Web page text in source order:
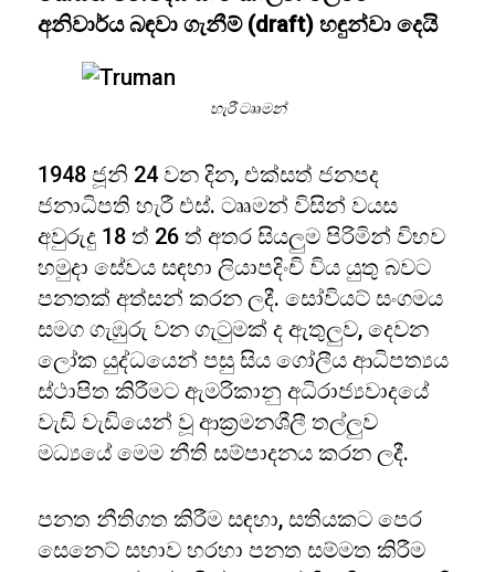
අනිවාර්ය බඳවා ගැනීම් (draft) හඳුන්වා දෙයි
හැරී ටෲමන්
1948 ජූනි 24 වන දින, එක්සත් ජනපද
ජනාධිපති හැරී එස්. ටෲමන් විසින් වයස
අවුරුදු 18 ත් 26 ත් අතර සියලුම පිරිමින් විභව
හමුදා සේවය සඳහා ලියාපදිංචි විය යුතු බවට
පනතක් අත්සන් කරන ලදී. සෝවියට් සංගමය
සමග ගැඹුරු වන ගැටුමක් ද ඇතුලුව, දෙවන
ලෝක යුද්ධයෙන් පසු සිය ගෝලීය ආධිපත්‍යය
ස්ථාපිත කිරීමට ඇමරිකානු අධිරාජ්‍යවාදයේ
වැඩි වැඩියෙන් වූ ආක්‍රමනශීලී තල්ලුව
මධ්‍යයේ මෙම නීති සම්පාදනය කරන ලදී.
පනත නීතිගත කිරීම සඳහා, සතියකට පෙර
සෙනෙට් සභාව හරහා පනත සම්මත කිරීම